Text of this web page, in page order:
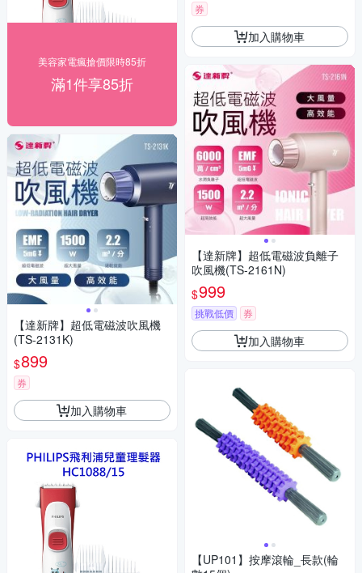
美容家電瘋搶價限時85折
滿1件享85折
【達新牌】超低電磁波吹風機
(TS-2131K)
$899
券
加入購物車
券
加入購物車
【達新牌】超低電磁波負離子
吹風機(TS-2161N)
$999
挑戰低價 券
加入購物車
【UP101】按摩滾輪_長款(輪